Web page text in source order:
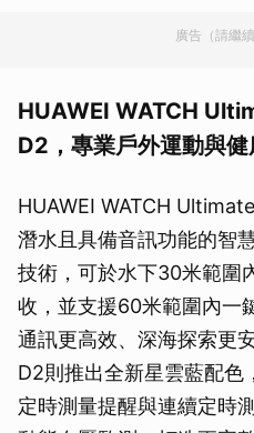
廣告（請繼
HUAWEI WATCH
D2，專業戶外運動與
HUAWEI WATCH
潛水且具備音訊功能的智
技術，可於水下30米範圍
收，並支援60米範圍內一
通訊更高效、深海探索更
D2則推出全新星雲藍配色
定時測量提醒與連續定時